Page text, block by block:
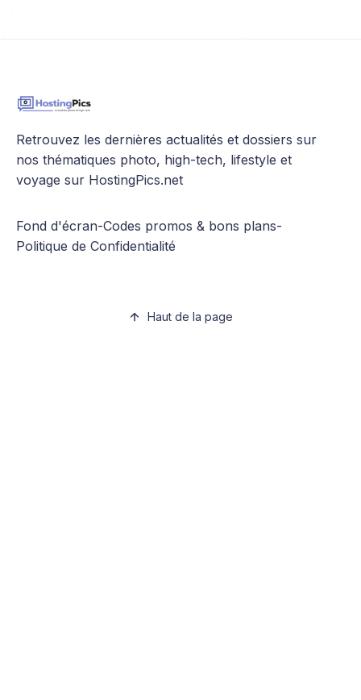
Retrouvez les dernières actualités et dossiers sur
nos thématiques photo, high-tech, lifestyle et
voyage sur HostingPics.net
Fond d'écran-Codes promos & bons plans-
Politique de Confidentialité
Haut de la page